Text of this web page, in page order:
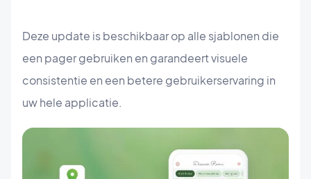
Deze update is beschikbaar op alle sjablonen die
een pager gebruiken en garandeert visuele
consistentie en een betere gebruikerservaring in
uw hele applicatie.